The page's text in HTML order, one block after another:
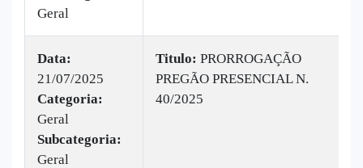
Geral
Data:
21/07/2025
Categoria:
Geral
Subcategoria:
Geral
Titulo: PRORROGAÇÃO
PREGÃO PRESENCIAL N.
40/2025